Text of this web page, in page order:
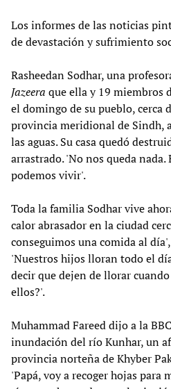
Los informes de las noticias
de devastación y sufrimiento
Rasheedan Sodhar, una
Jazeera que ella y 19 miembros
el domingo de su pueblo, cerca
provincia meridional de Sindh,
las aguas. Su casa quedó
arrastrado. 'No nos queda
podemos vivir'.
Toda la familia Sodhar vive
calor abrasador en la ciudad
conseguimos una comida al
'Nuestros hijos lloran todo el
decir que dejen de llorar
ellos?'.
Muhammad Fareed dijo a la
inundación del río Kunhar, un
provincia norteña de Khyber
'Papá, voy a recoger hojas para